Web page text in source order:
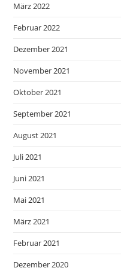
März 2022
Februar 2022
Dezember 2021
November 2021
Oktober 2021
September 2021
August 2021
Juli 2021
Juni 2021
Mai 2021
März 2021
Februar 2021
Dezember 2020